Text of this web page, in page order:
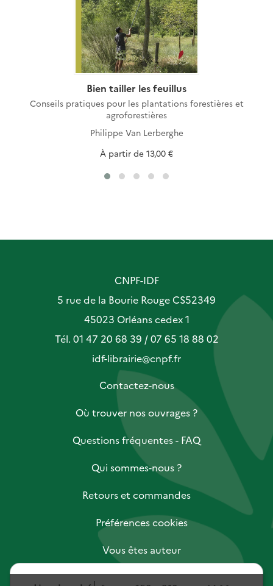
Bien tailler les feuillus
Conseils pratiques pour les plantations forestières et
agroforestières
Philippe Van Lerberghe
À partir de 13,00 €
CNPF-IDF
5 rue de la Bourie Rouge CS52349
45023 Orléans cedex 1
Tél. 01 47 20 68 39 / 07 65 18 88 02
idf-librairie@cnpf.fr
Contactez-nous
Où trouver nos ouvrages ?
Questions fréquentes - FAQ
Qui sommes-nous ?
Retours et commandes
Préférences cookies
Vous êtes auteur
Vous êtes libraire